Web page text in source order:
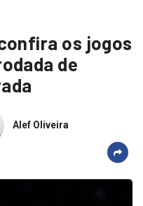
os jogos
de
Alef Oliveira